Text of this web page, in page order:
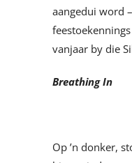
aangedui word
vanjaar by die
Breathing In
Op ’n donker,